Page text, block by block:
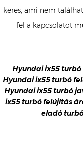
keres, ami nem
fel a kapcsolatot
Hyundai ix55
Hyundai ix55 turbó
Hyundai ix55 turbó
ix55 turbó felújítás
eladó